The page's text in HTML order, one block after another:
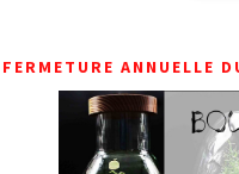
FERMETURE ANNUELLE